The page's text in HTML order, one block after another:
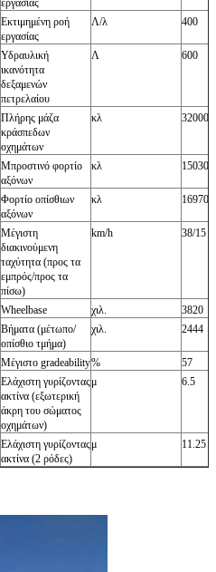
εργασίας
Εκτιμημένη ροή
εργασίας
Λ/λ 400
Υδραυλική
ικανότητα
δεξαμενών
πετρελαίου
Λ 600
Πλήρης μάζα
κράσπεδων
οχημάτων
κλ 32000
Μπροστινό φορτίο
αξόνων
κλ 15030
Φορτίο οπίσθιων
αξόνων
κλ 16970
Μέγιστη
διακινούμενη
ταχύτητα (προς τα
εμπρός/προς τα
πίσω)
km/h 38/15
Wheelbase χιλ.
3820
Βήματα (μέτωπο/
οπίσθιο τμήμα)
χιλ. 2444
Μέγιστο gradeability%
57
Ελάχιστη γυρίζοντας
ακτίνα (εξωτερική
άκρη του σώματος
οχημάτων)
μ 6.5
Ελάχιστη γυρίζοντας
ακτίνα (2 ρόδες)
μ 11.25